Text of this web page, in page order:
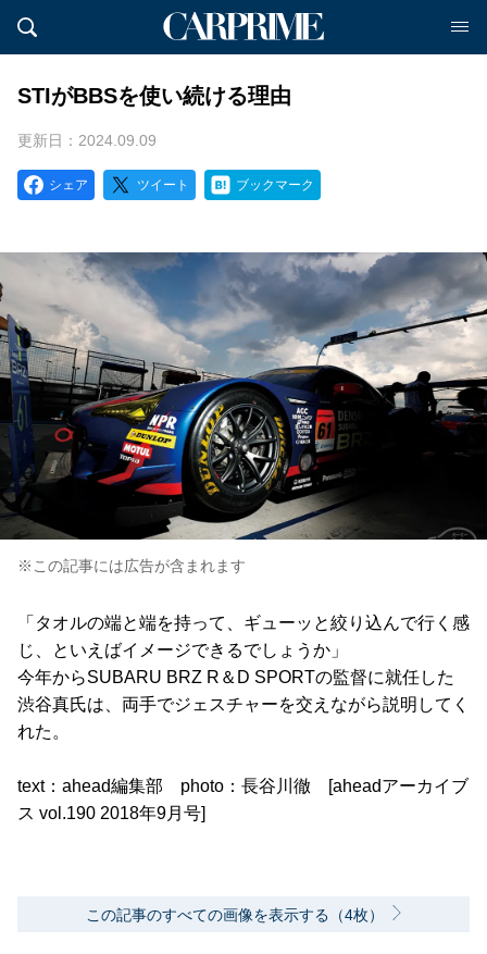
STIがBBSを使い続ける理由
更新日：2024.09.09
シェア ツイート ブックマーク
※この記事には広告が含まれます
「タオルの端と端を持って、ギューッと絞り込んで行く感
じ、といえばイメージできるでしょうか」
今年からSUBARU BRZ R＆D SPORTの監督に就任した
渋谷真氏は、両手でジェスチャーを交えながら説明してく
れた。
text：ahead編集部 photo：長谷川徹 [aheadアーカイブ
ス vol.190 2018年9月号]
この記事のすべての画像を表示する（4枚）